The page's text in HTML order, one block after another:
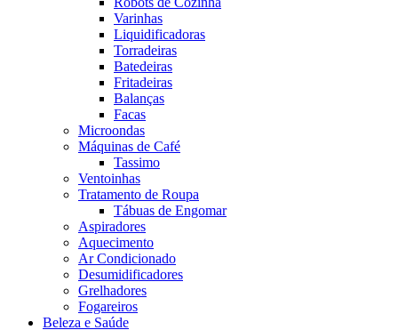
Varinhas
Liquidificadoras
Torradeiras
Batedeiras
Fritadeiras
Balanças
Facas
Microondas
Máquinas de Café
Tassimo
Ventoinhas
Tratamento de Roupa
Tábuas de Engomar
Aspiradores
Aquecimento
Ar Condicionado
Desumidificadores
Grelhadores
Fogareiros
Beleza e Saúde